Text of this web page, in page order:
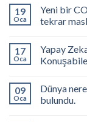
19
Oca
Yeni bir
tekrar
17
Oca
Yapay
09
Oca
Dünya
bulundu.